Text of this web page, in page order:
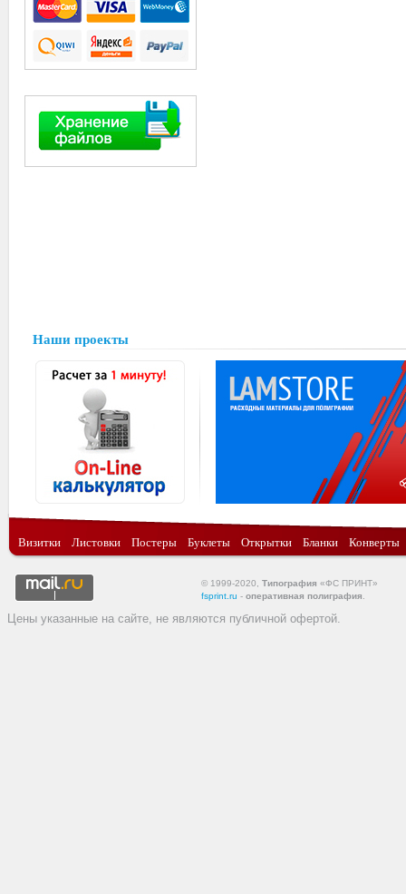
Наши проекты
Визитки Листовки Постеры Буклеты Открытки Бланки Конверты
© 1999-2020, Типография «ФС ПРИНТ»
fsprint.ru - оперативная полиграфия
Цены указанные на сайте, не являются публичной офертой.